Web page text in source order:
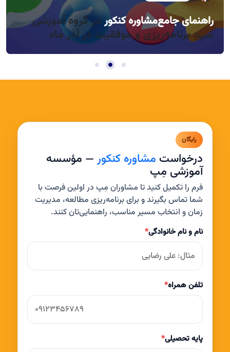
مدیریت خواب و بی‌حوصلگی در این فصل
راهنمای جامعمشاوره کنکوردر گروه آموزشی
مپ: برنامه‌ریزی و موفقیت در آذر ماه
راندمان بالا در روزهای کوتاه آذر، چطور؟
رایگان
درخواست مشاوره کنکور— مؤسسه
آموزشی مِپ
فرم را تکمیل کنید تا مشاوران مِپ در اولین فرصت با
شما تماس بگیرند و برای برنامه‌ریزی مطالعه، مدیریت
زمان و انتخاب مسیر مناسب، راهنمایی‌تان کنند.
نام و نام خانوادگی*
تلفن همراه*
پایه تحصیلی*